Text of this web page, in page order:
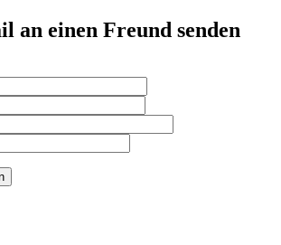
an einen Freund senden